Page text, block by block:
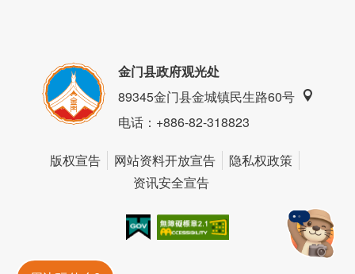
金门县政府观光处
89345金门县金城镇民生路60号
电话：+886-82-318823
版权宣告 网站资料开放宣告
隐私权政策
资讯安全宣告